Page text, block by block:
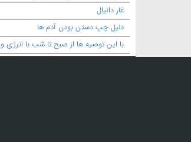
غار دانیال
دلیل چپ دستن بودن آدم ها
با این توصیه ها از صبح تا شب با انرژی